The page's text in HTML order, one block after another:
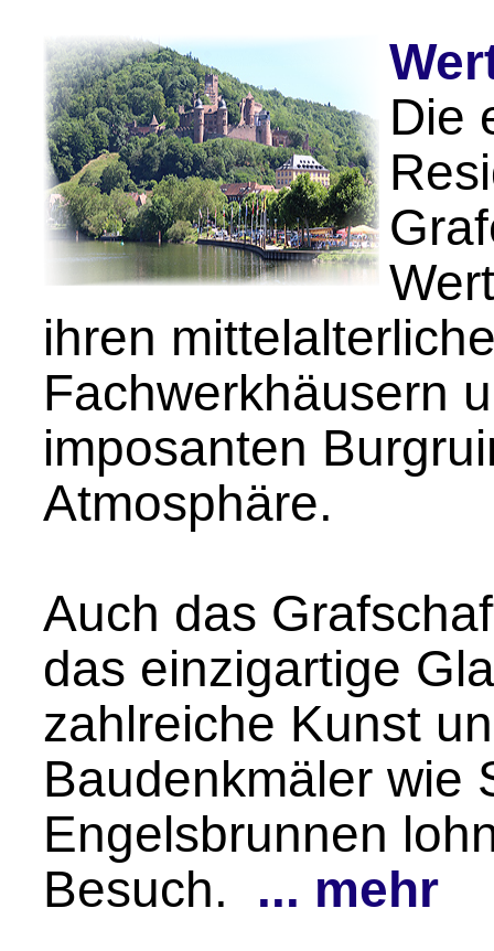
Die
ihren
Fachwerkhäusern
imposanten
Atmosphäre.
Auch das
das einzigartige
zahlreiche Kunst
Baudenkmäler wie
Engelsbrunnen
Besuch. ... mehr